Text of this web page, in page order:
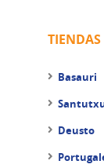
TIENDAS
Basauri
Deusto